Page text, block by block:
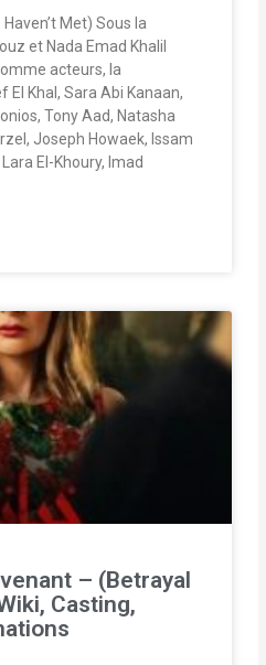
Met) Sous la
et Nada Emad Khalil
acteurs, la
Khal, Sara Abi Kanaan,
Joseph Howaek, Issam
– (Betrayal
Casting,